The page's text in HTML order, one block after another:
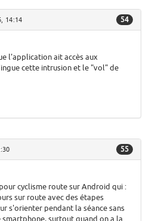
14:14 54
l'application ait accès aux
cette intrusion et le "vol" de
55
cyclisme route sur Android qui :
sur route avec des étapes
s'orienter pendant la séance sans
surtout quand on a la